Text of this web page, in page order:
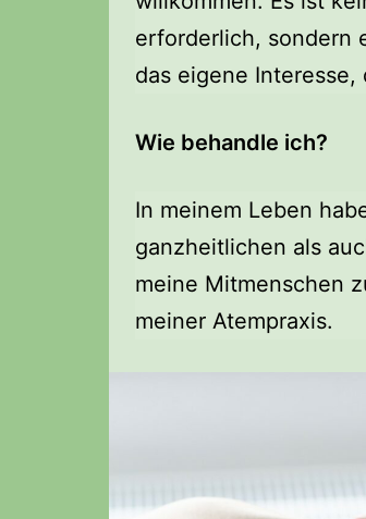
erforderlich, sondern
das eigene
Wie behandle ich?
In meinem Leben
ganzheitlichen als
meine Mitmenschen
meiner Atempraxis.